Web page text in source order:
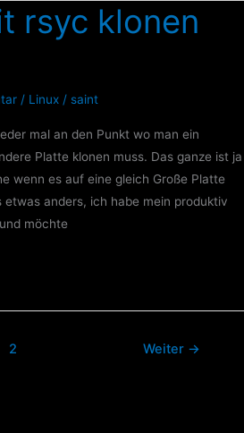
rsyc klonen
/ Linux / saint
mal an den Punkt wo man ein
Platte klonen muss. Das ganze ist ja
wenn es auf eine gleich Große Platte
etwas anders, ich habe mein produktiv
möchte
2 Weiter →